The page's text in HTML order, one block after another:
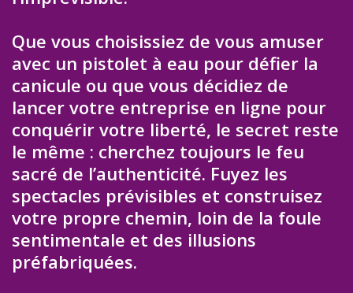
Que vous choisissiez de vous amuser
avec un pistolet à eau pour défier la
canicule ou que vous décidiez de
lancer votre entreprise en ligne pour
conquérir votre liberté, le secret reste
le même : cherchez toujours le feu
sacré de l’authenticité. Fuyez les
spectacles prévisibles et construisez
votre propre chemin, loin de la foule
sentimentale et des illusions
préfabriquées.